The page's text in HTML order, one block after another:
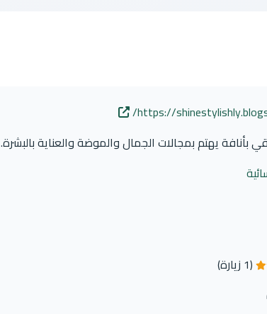
https://
بأنافة يهتم بمجالات الجمال والموضة والعناية بالبشرة.
(1 زيارة)